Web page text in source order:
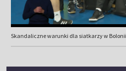
Skandaliczne warunki dla siatkarzy w